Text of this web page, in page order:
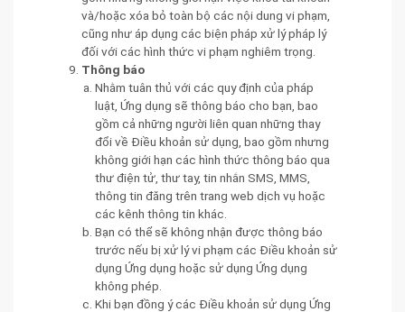
và/hoặc xóa bỏ toàn bộ các nội dung vi phạm,
cũng như áp dụng các biện pháp xử lý pháp lý
đối với các hình thức vi phạm nghiêm trọng.
Thông báo
Nhằm tuân thủ với các quy định của pháp
luật, Ứng dụng sẽ thông báo cho bạn, bao
gồm cả những người liên quan những thay
đổi về Điều khoản sử dụng, bao gồm nhưng
không giới hạn các hình thức thông báo qua
thư điện tử, thư tay, tin nhắn SMS, MMS,
thông tin đăng trên trang web dịch vụ hoặc
các kênh thông tin khác.
Bạn có thể sẽ không nhận được thông báo
trước nếu bị xử lý vi phạm các Điều khoản sử
dụng Ứng dụng hoặc sử dụng Ứng dụng
không phép.
Khi bạn đồng ý các Điều khoản sử dụng Ứng